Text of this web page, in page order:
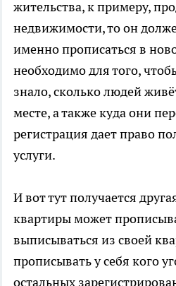
жительства, к примеру,
недвижимости, то он
именно прописаться в
необходимо для того,
знало, сколько людей
месте, а также куда они
регистрация дает право
услуги.
И вот тут получается
квартиры может
выписываться из своей
прописывать у себя кого
остальных